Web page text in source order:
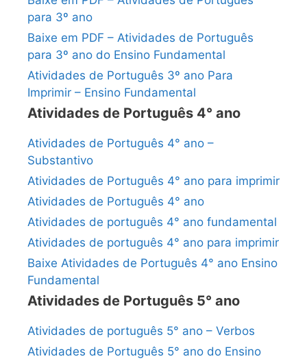
para 3º ano
Baixe em PDF – Atividades de Português
para 3º ano do Ensino Fundamental
Atividades de Português 3º ano Para
Imprimir – Ensino Fundamental
Atividades de Português 4° ano
Atividades de Português 4° ano –
Substantivo
Atividades de Português 4° ano para imprimir
Atividades de Português 4° ano
Atividades de português 4° ano fundamental
Atividades de português 4° ano para imprimir
Baixe Atividades de Português 4° ano Ensino
Fundamental
Atividades de Português 5° ano
Atividades de português 5° ano – Verbos
Atividades de Português 5° ano do Ensino